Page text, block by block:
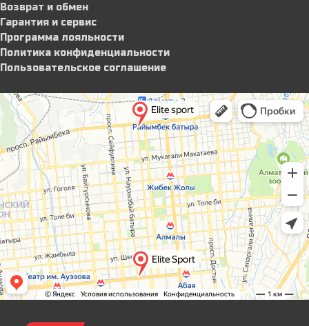
Возврат и обмен
Гарантия и сервис
Программа лояльности
Политика конфиденциальности
Пользовательское соглашение